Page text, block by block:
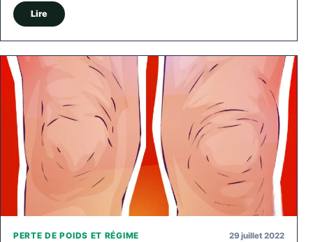
Lire
PERTE DE POIDS ET RÉGIME 29 juillet 2022